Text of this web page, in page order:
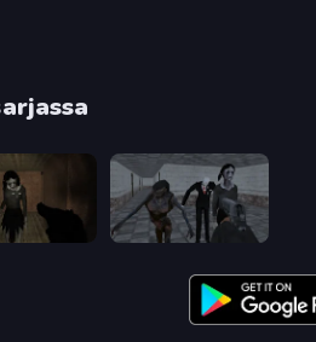
Slendrina Must Die: The School